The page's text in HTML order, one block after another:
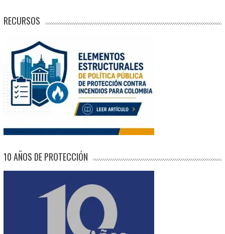
RECURSOS
10 AÑOS DE PROTECCIÓN